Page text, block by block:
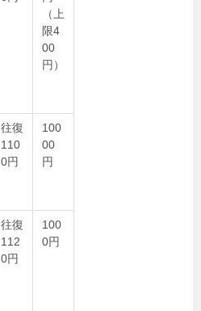
（上
限4
00
円）
往復
110
0円
100
00
円
往復
112
0円
100
0円